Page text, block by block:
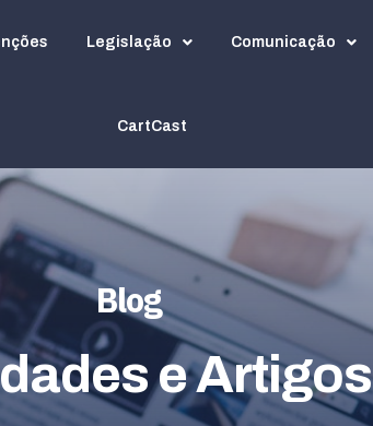
Legislação Comunicação
CartCast
Blog
e Artigos